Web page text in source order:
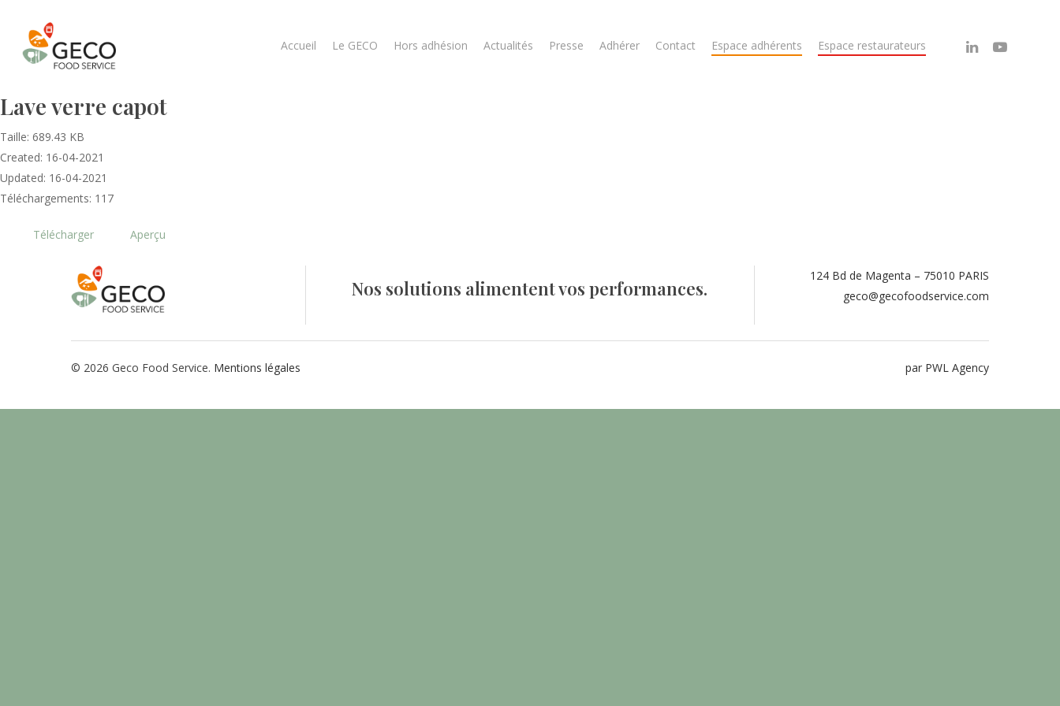
Accueil Le GECO Hors adhésion Actualités Presse Adhérer Contact Espace adhérents Espace restaurateurs
Lave verre capot
Taille: 689.43 KB
Created: 16-04-2021
Updated: 16-04-2021
Téléchargements: 117
Télécharger Aperçu
Nos solutions alimentent vos performances.
124 Bd de Magenta – 75010 PARIS
geco@gecofoodservice.com
© 2026 Geco Food Service. Mentions légales par PWL Agency